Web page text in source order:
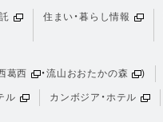
住まい・暮らし情報
葛西 ・流山おおたかの森 )
ル カンボジア・ホテル